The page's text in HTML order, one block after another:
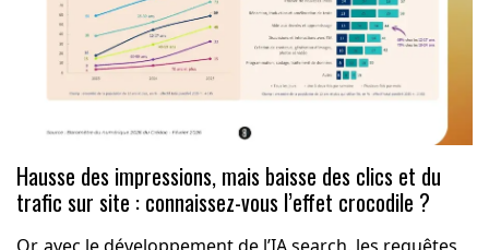
Hausse des impressions, mais baisse des clics et du
trafic sur site : connaissez-vous l’effet crocodile ?